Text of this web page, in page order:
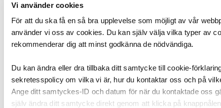
Vi använder cookies
För att du ska få en så bra upplevelse som möjligt av vår
använder vi oss av cookies. Du kan själv välja vilka typer av
rekommenderar dig att minst godkänna de nödvändiga.
Du kan ändra eller dra tillbaka ditt samtycke till cookie-
sekretesspolicy om vilka vi är, hur du kontaktar oss och på
Ange ditt samtyckes-ID och datum för när du kontaktade oss
själv ändra ditt samtycke direkt genom att klicka på
perspektiv i arbetsgruppen, Jonas kan berätta om hur
det går att bygga, Joanna säger att “nej det måste
vara det här klimatet”, Per som är arkeolog kommer in
med sina perspektiv och Caroline har sin expertis i
berättarperspektiv.
– Det har nog varit de tre bästa åren för mig på
museet för jag har lärt mig så mycket, säger Caroline.